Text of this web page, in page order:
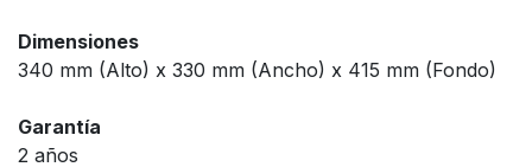
Dimensiones
340 mm (Alto) x 330 mm (Ancho) x 415 mm (Fondo)
Garantía
2 años